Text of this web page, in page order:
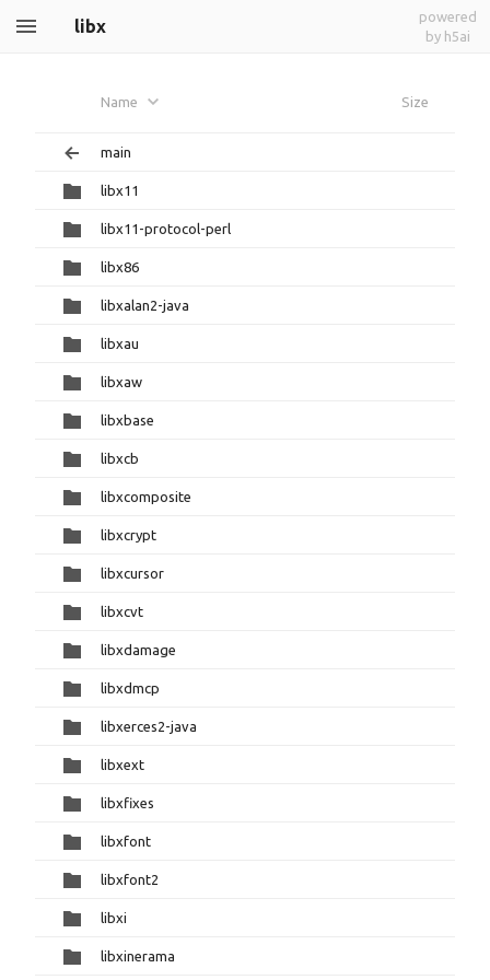
libx
powered
by h5ai
Name Size
main
libx11
libx11-protocol-perl
libx86
libxalan2-java
libxau
libxaw
libxbase
libxcb
libxcomposite
libxcrypt
libxcursor
libxcvt
libxdamage
libxdmcp
libxerces2-java
libxext
libxfixes
libxfont
libxfont2
libxi
libxinerama